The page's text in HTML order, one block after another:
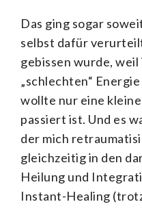
Das ging sogar
selbst dafür
gebissen wurde, weil
„schlechten“
wollte nur eine
passiert ist. Und es
der mich
gleichzeitig in den
Heilung und
Instant-Healing